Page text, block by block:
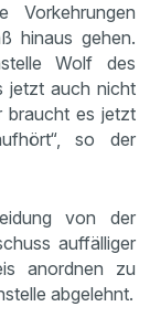
Vorkehrungen
hinaus gehen.
Wolf des
jetzt auch nicht
braucht es jetzt
so der
von der
auffälliger
anordnen zu
abgelehnt.